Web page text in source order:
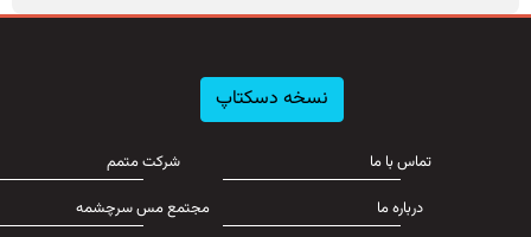
نسخه دسکتاپ
تماس با ما
درباره ما
شرکت متمم
مجتمع مس سرچشمه